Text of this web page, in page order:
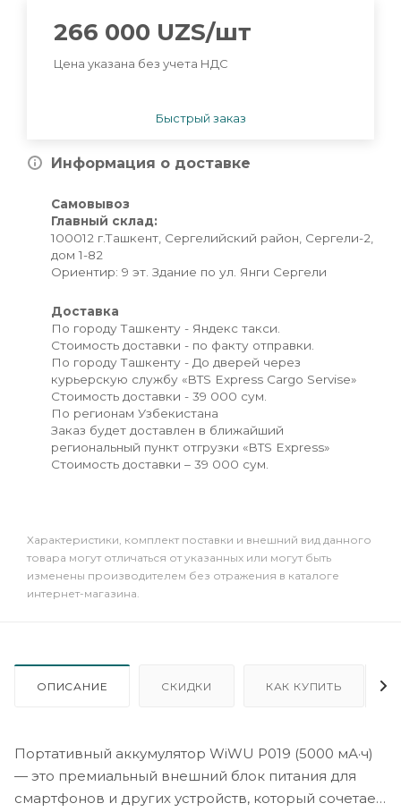
266 000 UZS/шт
Цена указана без учета НДС
Быстрый заказ
Информация о доставке
Самовывоз
Главный склад:
100012 г.Ташкент, Сергелийский район, Сергели-2,
дом 1-82
Ориентир: 9 эт. Здание по ул. Янги Сергели
Доставка
По городу Ташкенту - Яндекс такси.
Стоимость доставки - по факту отправки.
По городу Ташкенту - До дверей через
курьерскую службу «BTS Express Cargo Servise»
Стоимость доставки - 39 000 сум.
По регионам Узбекистана
Заказ будет доставлен в ближайший
региональный пункт отгрузки «BTS Express»
Стоимость доставки – 39 000 сум.
Xарактеристики, комплект поставки и внешний вид данного
товара могут отличаться от указанных или могут быть
изменены производителем без отражения в каталоге
интернет-магазина.
ОПИСАНИЕ СКИДКИ КАК КУПИТЬ
Портативный аккумулятор WiWU P019 (5000 мА·ч)
— это премиальный внешний блок питания для
смартфонов и других устройств, который сочетает